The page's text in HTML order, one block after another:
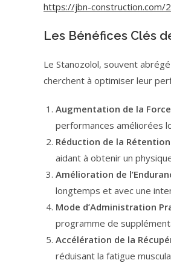
https://jbn-
Les Bénéfices Clés
Le Stanozolol, souvent
cherchent à optimiser leur
Augmentation de la
performances améliorées
Réduction de la Rétention
aidant à obtenir un
Amélioration de
longtemps et avec une
Mode d’Administration
programme de
Accélération de la
réduisant la fatigue